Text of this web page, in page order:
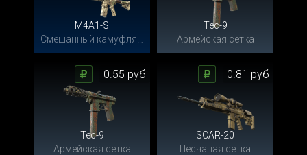
M4A1-S
Tec-9
Армейская сетка
Tec-9
Армейская сетка
0.55 руб
SCAR-20
Песчаная сетка
0.81 руб